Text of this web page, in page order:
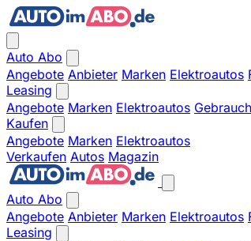
Auto Abo
Angebote Anbieter Marken Elektroautos
Leasing
Angebote Marken Elektroautos
Kaufen
Angebote Marken Elektroautos
Verkaufen Autos Magazin
Auto Abo
Angebote Anbieter Marken Elektroautos
Leasing